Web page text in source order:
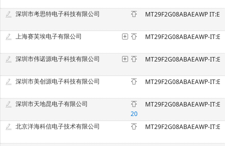
深圳市考思特电子科技有限公司 MT29F2G08ABAEAWP IT:E
上海赛芙埃电子有限公司 MT29F2G08ABAEAWP-IT:E
深圳市伟诺源电子科技有限公司 MT29F2G08ABAEAWP-IT:E
深圳市美创源电子科技有限公司 MT29F2G08ABAEAWP-IT:E
深圳市天地昆电子有限公司
20
MT29F2G08ABAEAWP-IT:E
北京洋海科信电子技术有限公司 MT29F2G08ABAEAWP-IT:E